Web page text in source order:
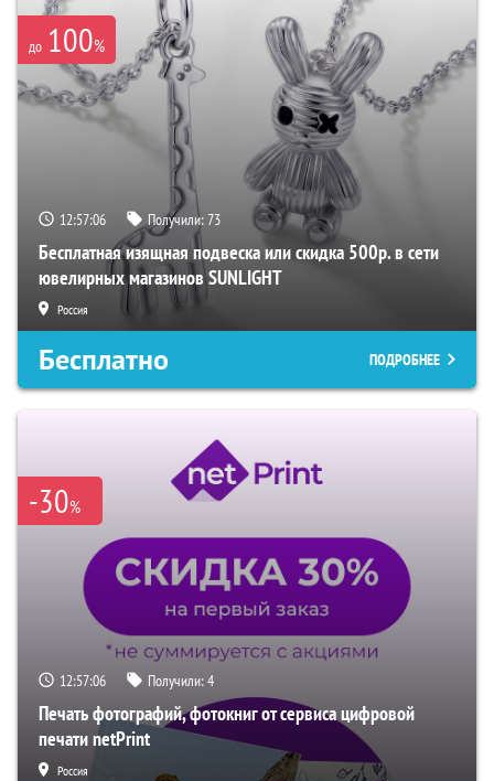
до 100%
12:57:05 Получили:73
Бесплатная изящная подвеска или скидка 500р. в сети
ювелирных магазинов SUNLIGHT
Россия
Бесплатно ПОДРОБНЕЕ
-30%
12:57:05 Получили:4
Печать фотографий, фотокниг от сервиса цифровой
печати netPrint
Россия